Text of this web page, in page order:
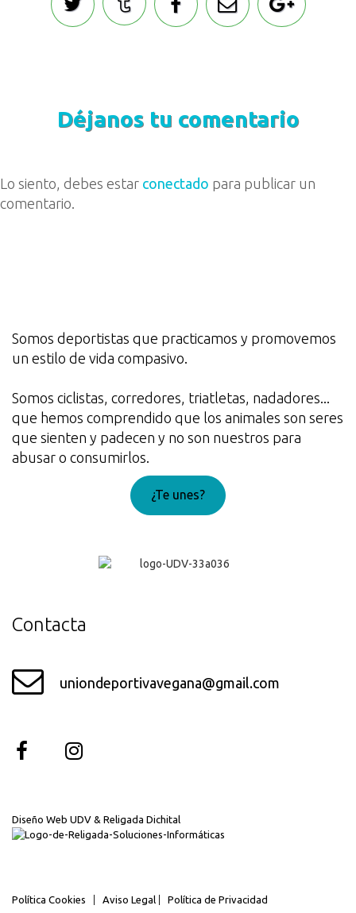
Déjanos tu comentario
Lo siento, debes estar conectado para publicar un
comentario.
Somos deportistas que practicamos y promovemos
un estilo de vida compasivo.
Somos ciclistas, corredores, triatletas, nadadores...
que hemos comprendido que los animales son seres
que sienten y padecen y no son nuestros para
abusar o consumirlos.
¿Te unes?
Contacta
uniondeportivavegana@gmail.com
Diseño Web UDV & Religada Dichital
Política Cookies Aviso Legal Política de Privacidad